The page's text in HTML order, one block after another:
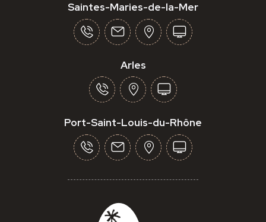
Saintes-Maries-de-la-Mer
Arles
Port-Saint-Louis-du-Rhône